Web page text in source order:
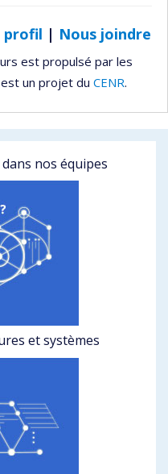
profil | Nous joindre
est propulsé par les
un projet du CENR.
nos équipes
et systèmes